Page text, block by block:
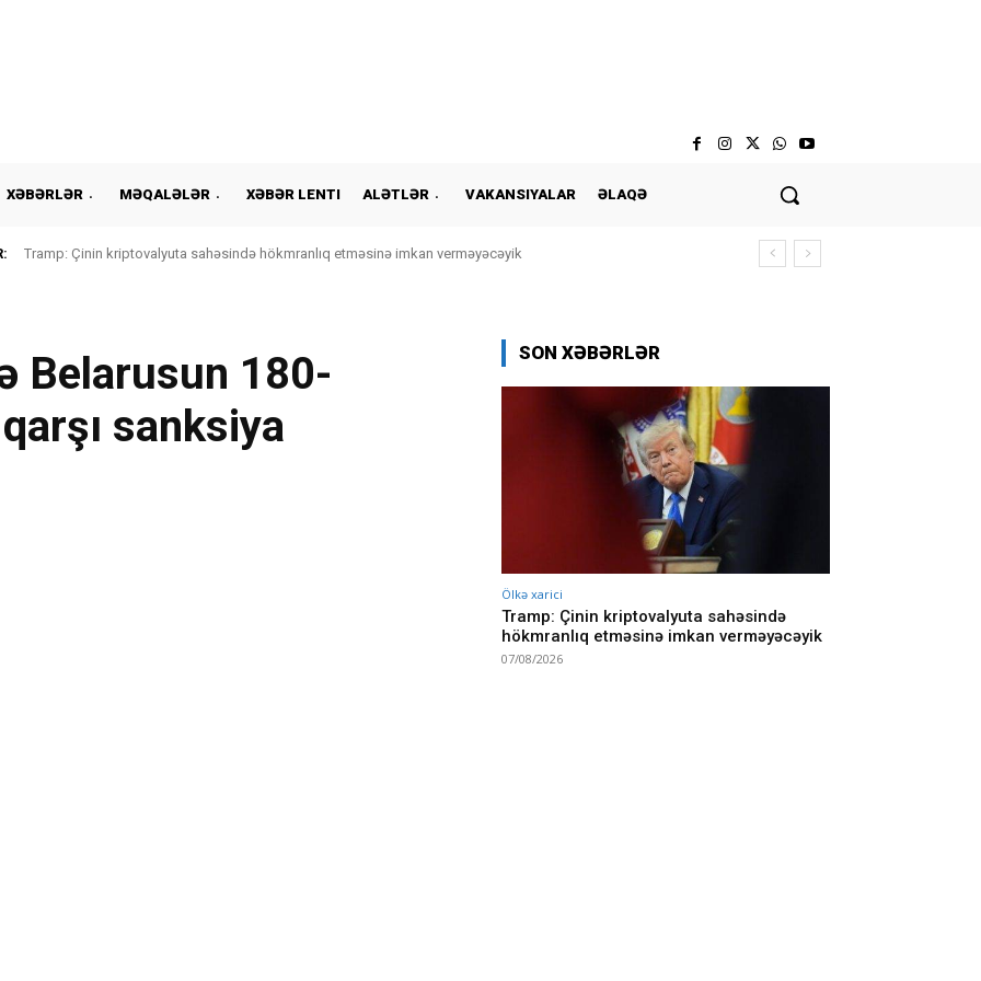
XƏBƏRLƏR MƏQALƏLƏR XƏBƏR LENTI ALƏTLƏR VAKANSIYALAR ƏLAQƏ
Tramp: Çinin kriptovalyuta sahəsində hökmranlıq etməsinə imkan verməyəcəyik
Belarusun 180-
sanksiya
SON XƏBƏRLƏR
Ölkə xarici
Tramp: Çinin kriptovalyuta sahəsində
hökmranlıq etməsinə imkan verməyəcəyik
07/08/2026